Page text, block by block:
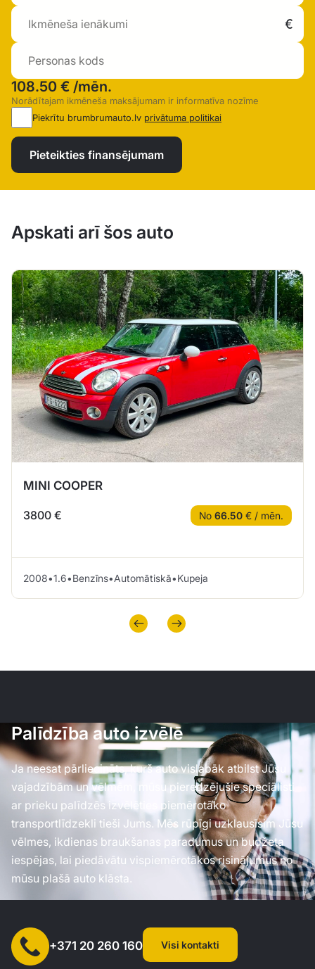
108.50 € /mēn.
Norādītajam ikmēneša maksājumam ir informatīva nozīme
Piekrītu brumbrumauto.lv privātuma politikai
Pieteikties finansējumam
Apskati arī šos auto
MINI COOPER
3800 € No 66.50 € / mēn.
2008•1.6•Benzīns•Automātiskā•Kupeja
Palīdzība auto izvēlē
Ja neesat pārliecināts, kurš auto vislabāk atbilst Jūsu
vajadzībām un vēlmēm, mūsu pieredzējušie speciālisti
ar prieku palīdzēs izvēlēties piemērotāko
transportlīdzekli tieši Jums. Mēs rūpīgi uzklausīsim Jūsu
vēlmes, ikdienas braukšanas paradumus un budžeta
iespējas, lai piedāvātu vispiemērotākos risinājumus no
mūsu plašā auto klāsta.
+371 20 260 160 Visi kontakti